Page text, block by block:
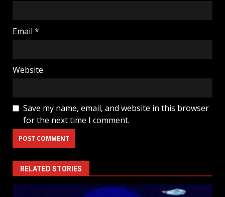
Email *
Website
Save my name, email, and website in this browser
for the next time I comment.
RELATED STORIES